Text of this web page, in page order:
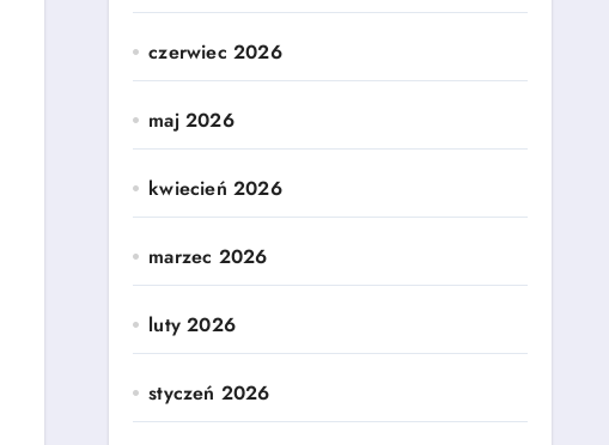
czerwiec 2026
maj 2026
kwiecień 2026
marzec 2026
luty 2026
styczeń 2026